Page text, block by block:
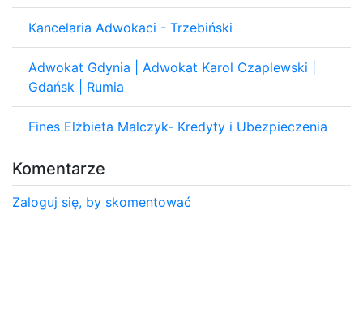
Kancelaria Adwokaci - Trzebiński
Adwokat Gdynia | Adwokat Karol Czaplewski |
Gdańsk | Rumia
Fines Elżbieta Malczyk- Kredyty i Ubezpieczenia
Komentarze
Zaloguj się, by skomentować